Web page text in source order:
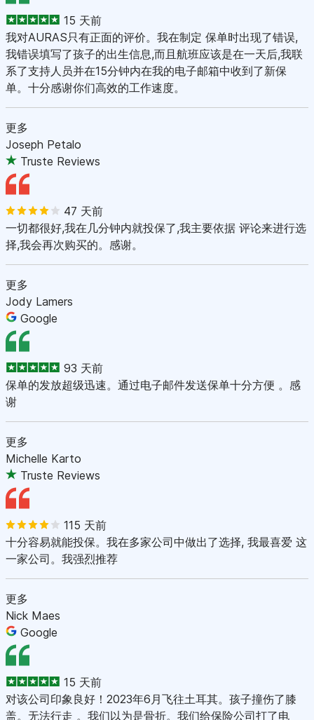
15 天前
我对AURAS只有正面的评价。我在制定 保单时出现了错误,
我错误填写了孩子的出生信息,而且航班应该是在一天后,我联
系了支持人员并在15分钟内在我的电子邮箱中收到了新保
单。十分感谢你们高效的工作速度。
更多
Joseph Petalo
Truste Reviews
47 天前
一切都很好,我在几分钟内就投保了,我主要依据 评论来进行选
择,我会再次购买的。感谢。
更多
Jody Lamers
Google
93 天前
保单的发放超级迅速。通过电子邮件发送保单十分方便 。感
谢
更多
Michelle Karto
Truste Reviews
115 天前
十分容易就能投保。我在多家公司中做出了选择, 我最喜爱 这
一家公司。我强烈推荐
更多
Nick Maes
Google
15 天前
对该公司印象良好！2023年6月飞往土耳其。孩子撞伤了膝
盖。无法行走 。我们以为是骨折。我们给保险公司打了电